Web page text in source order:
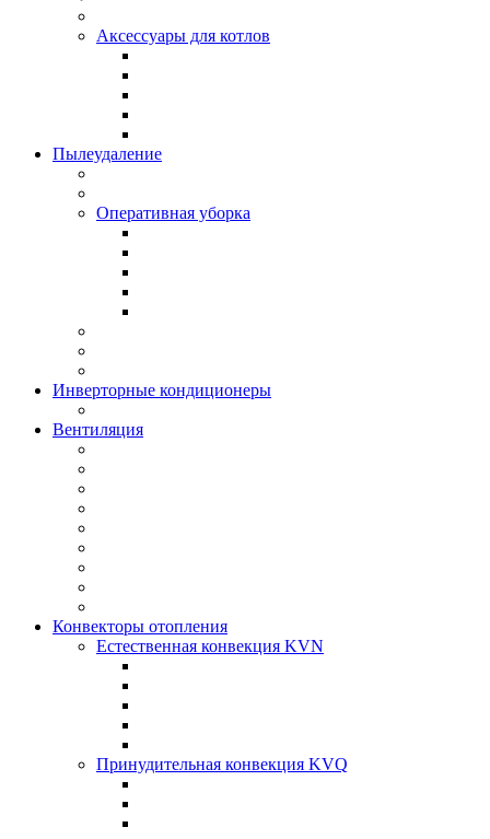
Аксессуары для котлов
Пылеудаление
Оперативная уборка
Инверторные кондиционеры
Вентиляция
Конвекторы отопления
Естественная конвекция KVN
Принудительная конвекция KVQ